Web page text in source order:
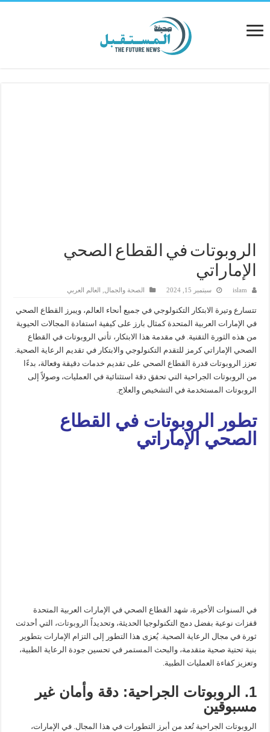
الروبوتات في القطاع الصحي
الإماراتي
islam سبتمبر 15, 2024 الصحة والجمال العالم العربي
تتسارع وتيرة الابتكار التكنولوجي في جميع أنحاء العالم، ويبرز القطاع الصحي
في الإمارات العربية المتحدة كمثال بارز على كيفية استفادة المجالات الحيوية
من هذه الثورة التقنية. في مقدمة هذا الابتكار، تأتي الروبوتات في القطاع
الصحي الإماراتي كرمز للتقدم التكنولوجي والابتكار في تقديم الرعاية الصحية.
تعزز الروبوتات قدرة القطاع الصحي على تقديم خدمات دقيقة وفعالة، بدءًا
من الروبوتات الجراحية التي تحقق دقة استثنائية في العمليات، وصولاً إلى
الروبوتات المستخدمة في التشخيص والعلاج.
تطور الروبوتات في القطاع
الصحي الإماراتي
في السنوات الأخيرة، شهد القطاع الصحي في الإمارات العربية المتحدة
قفزات نوعية بفضل دمج التكنولوجيا الحديثة، وتحديداً
الروبوتات، التي أحدثت
ثورة في مجال الرعاية الصحية. يُعزى هذا التطور إلى التزام الإمارات بتطوير
بنية تحتية صحية متقدمة، والبحث المستمر في تحسين جودة الرعاية الطبية،
وتعزيز كفاءة العمليات الطبية.
1. الروبوتات الجراحية: دقة وأمان غير
مسبوقين
الروبوتات الجراحية تُعد من أبرز التطورات في هذا المجال. في الإمارات،